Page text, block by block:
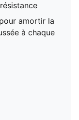
amortir la
à chaque